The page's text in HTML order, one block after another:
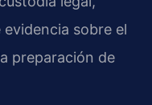
sobre el
preparación de